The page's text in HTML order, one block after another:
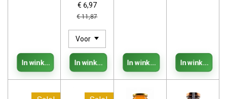
In winkelwagen
€ 6,97
€ 11,87
In winkelwagen In winkelwagen In